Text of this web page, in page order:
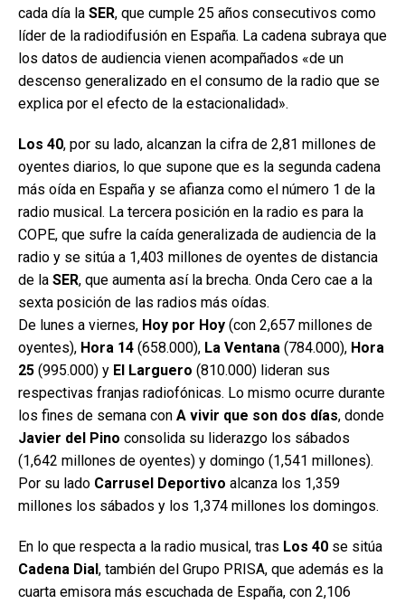
cada día la SER, que cumple 25 años consecutivos como
líder de la radiodifusión en España. La cadena subraya que
los datos de audiencia vienen acompañados «de un
descenso generalizado en el consumo de la radio que se
explica por el efecto de la estacionalidad».
Los 40, por su lado, alcanzan la cifra de 2,81 millones de
oyentes diarios, lo que supone que es la segunda cadena
más oída en España y se afianza como el número 1 de la
radio musical. La tercera posición en la radio es para la
COPE, que sufre la caída generalizada de audiencia de la
radio y se sitúa a 1,403 millones de oyentes de distancia
de la SER, que aumenta así la brecha. Onda Cero cae a la
sexta posición de las radios más oídas.
De lunes a viernes, Hoy por Hoy (con 2,657 millones de
oyentes), Hora 14 (658.000), La Ventana (784.000), Hora
25 (995.000) y El Larguero (810.000) lideran sus
respectivas franjas radiofónicas. Lo mismo ocurre durante
los fines de semana con A vivir que son dos días, donde
Javier del Pino consolida su liderazgo los sábados
(1,642 millones de oyentes) y domingo (1,541 millones).
Por su lado Carrusel Deportivo alcanza los 1,359
millones los sábados y los 1,374 millones los domingos.
En lo que respecta a la radio musical, tras Los 40 se sitúa
Cadena Dial, también del Grupo PRISA, que además es la
cuarta emisora más escuchada de España, con 2,106